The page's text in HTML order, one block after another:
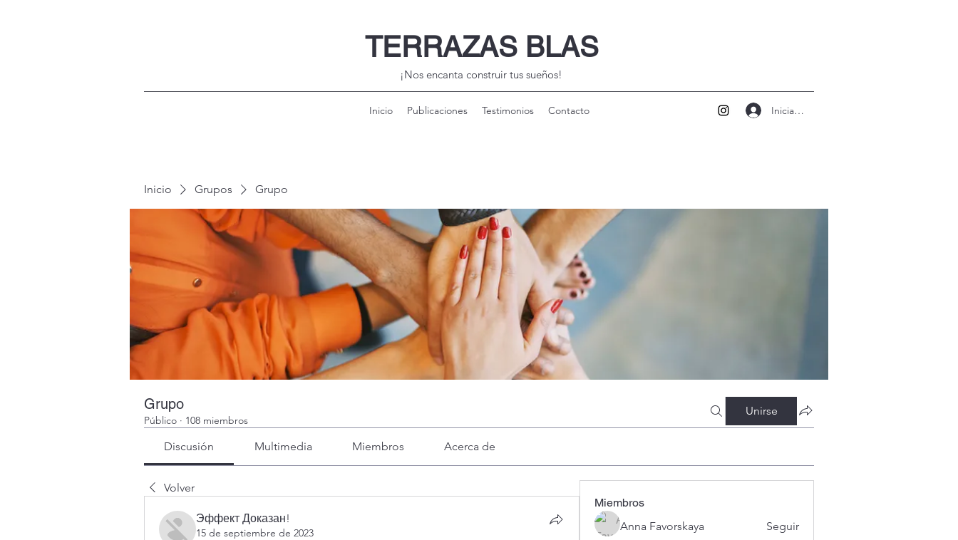
TERRAZAS BLAS
¡Nos encanta construir tus sueños!
Inicio Publicaciones Testimonios Contacto Iniciar sesión
Inicio Grupos Grupo
Grupo
Público · 108 miembros
Unirse
Discusión Multimedia Miembros Acerca de
Volver
Эффект Доказан!
15 de septiembre de 2023
Miembros
Anna Favorskaya
Seguir